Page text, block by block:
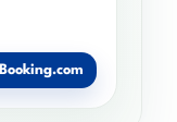
Booking.com